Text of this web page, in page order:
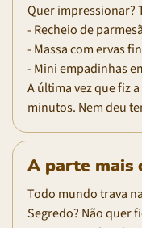
Quer impressionar?
- Recheio de
- Massa com ervas
- Mini empadinhas
A última vez que fiz
minutos. Nem deu
A parte mais
Todo mundo trava
Segredo? Não quer